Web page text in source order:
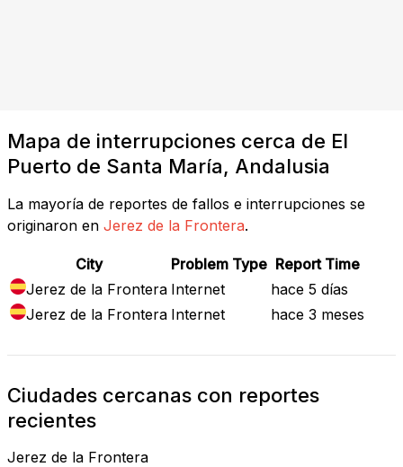
Mapa de interrupciones cerca de El
Puerto de Santa María, Andalusia
La mayoría de reportes de fallos e interrupciones se
originaron en Jerez de la Frontera.
City Problem Type Report Time
Jerez de la Frontera Internet
hace 5 días
Jerez de la Frontera Internet hace 3 meses
Ciudades cercanas con reportes
recientes
Jerez de la Frontera